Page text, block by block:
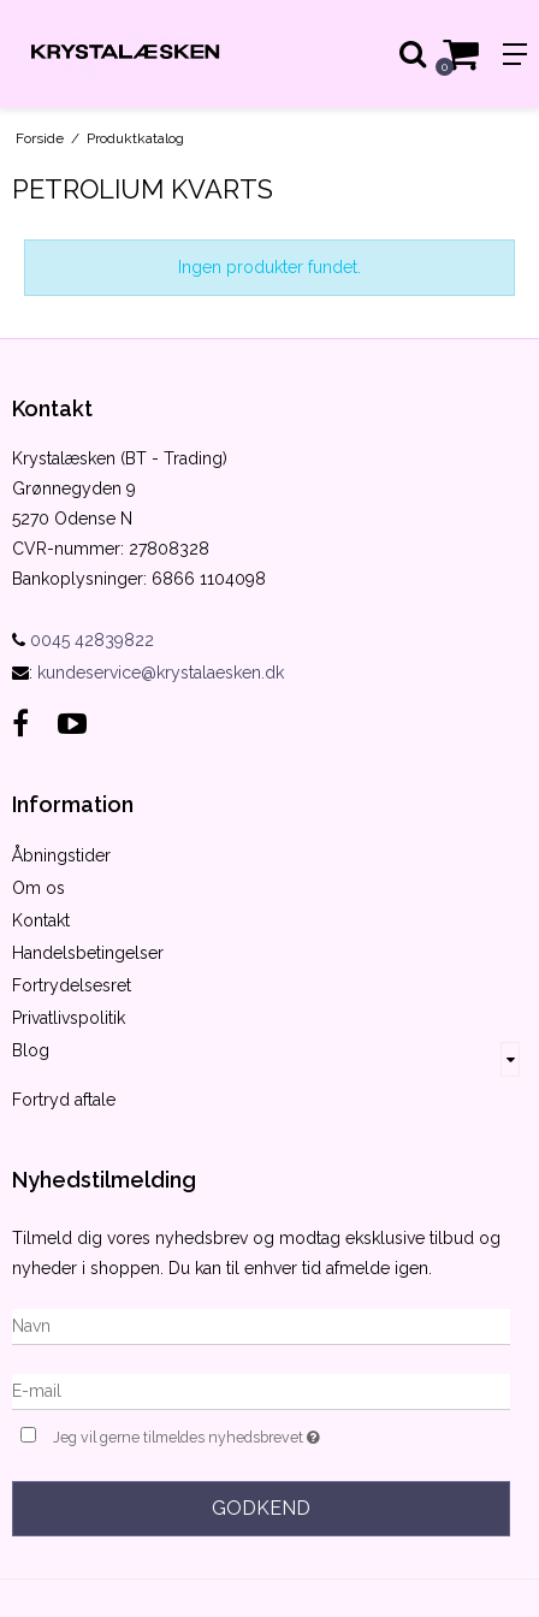
0
Forside / Produktkatalog
PETROLIUM KVARTS
Ingen produkter fundet.
Kontakt
Krystalæsken (BT - Trading)
Grønnegyden 9
5270 Odense N
CVR-nummer: 27808328
Bankoplysninger: 6866 1104098
0045 42839822
: kundeservice@krystalaesken.dk
Information
Åbningstider
Om os
Kontakt
Handelsbetingelser
Fortrydelsesret
Privatlivspolitik
Blog
Fortryd aftale
Nyhedstilmelding
Tilmeld dig vores nyhedsbrev og modtag eksklusive tilbud og
nyheder i shoppen. Du kan til enhver tid afmelde igen.
Jeg vil gerne tilmeldes nyhedsbrevet
GODKEND